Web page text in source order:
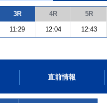
3R 4R 5R
11:29 12:04 12:43
直前情報